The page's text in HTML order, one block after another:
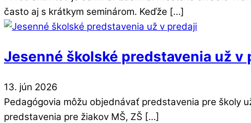
často aj s krátkym seminárom. Keďže […]
Jesenné školské predstavenia už v
13. jún 2026
Pedagógovia môžu objednávať predstavenia pre školy
predstavenia pre žiakov MŠ, ZŠ […]